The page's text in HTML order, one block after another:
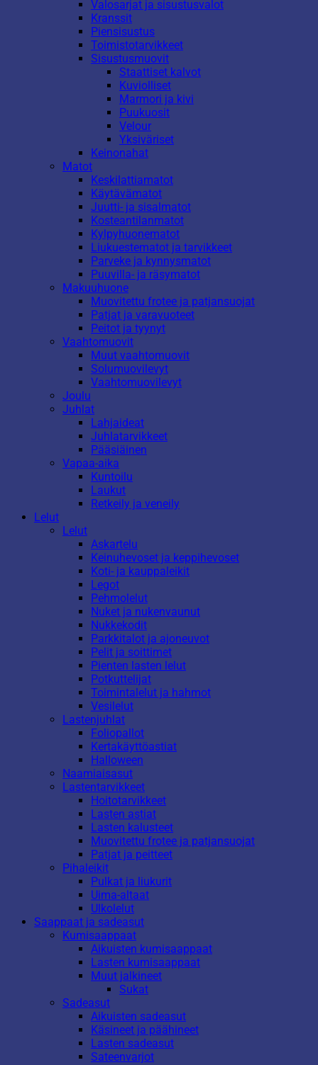
Valosarjat ja sisustusvalot
Kranssit
Piensisustus
Toimistotarvikkeet
Sisustusmuovit
Staattiset kalvot
Kuviolliset
Marmori ja kivi
Puukuosit
Velour
Yksiväriset
Keinonahat
Matot
Keskilattiamatot
Käytävämatot
Juutti- ja sisalmatot
Kosteantilanmatot
Kylpyhuonematot
Liukuestematot ja tarvikkeet
Parveke ja kynnysmatot
Puuvilla- ja räsymatot
Makuuhuone
Muovitettu frotee ja patjansuojat
Patjat ja varavuoteet
Peitot ja tyynyt
Vaahtomuovit
Muut vaahtomuovit
Solumuovilevyt
Vaahtomuovilevyt
Joulu
Juhlat
Lahjaideat
Juhlatarvikkeet
Pääsiäinen
Vapaa-aika
Kuntoilu
Laukut
Retkeily ja veneily
Lelut
Lelut
Askartelu
Keinuhevoset ja keppihevoset
Koti- ja kauppaleikit
Legot
Pehmolelut
Nuket ja nukenvaunut
Nukkekodit
Parkkitalot ja ajoneuvot
Pelit ja soittimet
Pienten lasten lelut
Potkuttelijat
Toimintalelut ja hahmot
Vesilelut
Lastenjuhlat
Foliopallot
Kertakäyttöastiat
Halloween
Naamiaisasut
Lastentarvikkeet
Hoitotarvikkeet
Lasten astiat
Lasten kalusteet
Muovitettu frotee ja patjansuojat
Patjat ja peitteet
Pihaleikit
Pulkat ja liukurit
Uima-altaat
Ulkolelut
Saappaat ja sadeasut
Kumisaappaat
Aikuisten kumisaappaat
Lasten kumisaappaat
Muut jalkineet
Sukat
Sadeasut
Aikuisten sadeasut
Käsineet ja päähineet
Lasten sadeasut
Sateenvarjot